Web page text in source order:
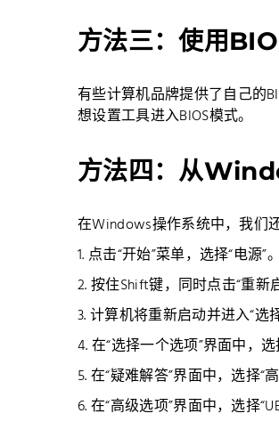
方法三：使用
有些计算机品牌提供了自己的
想设置工具进入BIOS模式。
方法四：从
在Windows操作系统中，我们
1. 点击“开始”菜单，选择“电源”。
2. 按住Shift键，同时点击“重新
3. 计算机将重新启动并进入“选
4. 在“选择一个选项”界面中，选
5. 在“疑难解答”界面中，选择“高
6. 在“高级选项”界面中，选择